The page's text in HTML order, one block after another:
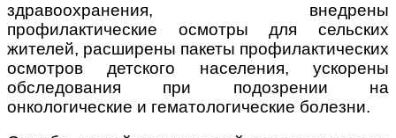
здравоохранения, внедрены
профилактические осмотры для сельских
жителей, расширены пакеты профилактических
осмотров детского населения, ускорены
обследования при подозрении на
онкологические и гематологические болезни.